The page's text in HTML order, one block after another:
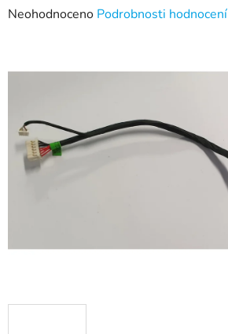
Průměrné
je
hvězdiček.
Neohodnoceno Podrobnosti hodnocení